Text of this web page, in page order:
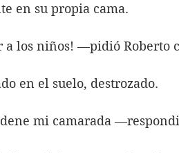
en su propia cama.
a los niños! —pidió Roberto
en el suelo, destrozado.
mi camarada